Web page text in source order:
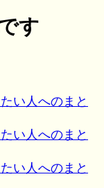
す
い人へのまと
い人へのまと
い人へのまと